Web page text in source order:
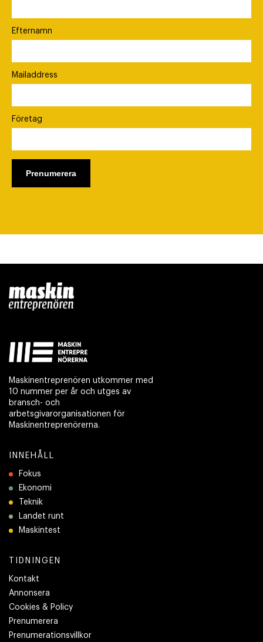
Efternamn
Mailaddress
Företag
Maskinentreprenören utkommer med
10 nummer per år och utges av
bransch- och
arbetsgivarorganisationen för
Maskinentreprenörerna.
INNEHÅLL
Fokus
Ekonomi
Teknik
Landet runt
Maskintest
TIDNINGEN
Kontakt
Annonsera
Cookies & Policy
Prenumerera
Prenumerationsvillkor